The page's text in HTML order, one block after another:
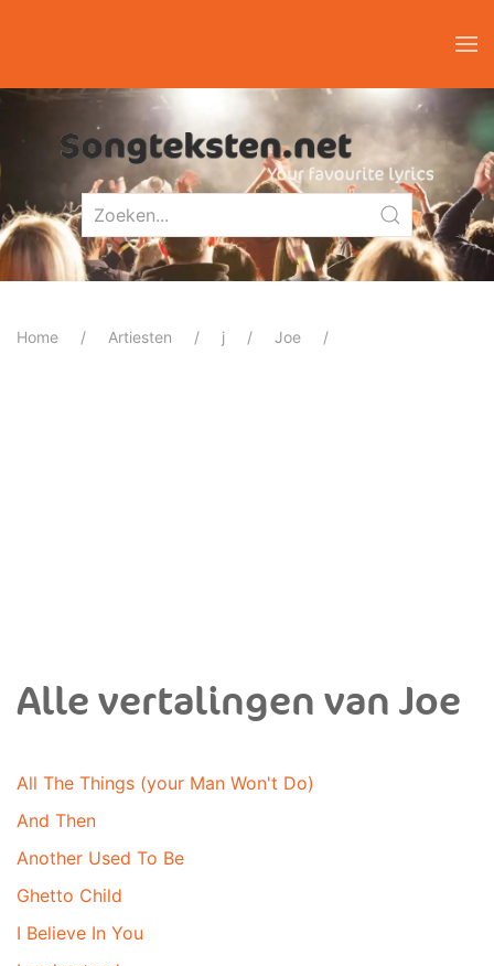
Home Artiesten j Joe
Alle vertalingen van Joe
All The Things (your Man Won't Do)
And Then
Another Used To Be
Ghetto Child
I Believe In You